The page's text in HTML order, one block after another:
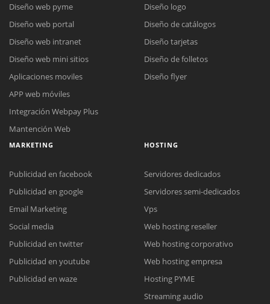
Reunión online
Meet para la reunión online.
Cotización
Chat Online
Todos nuestros ejecutivos están fuera de línea. Complete el formulario
Diseño web pyme
Diseño web portal
Diseño web intranet
Diseño web mini sitios
Aplicaciones moviles
APP web móviles
Integración Webpay Plus
Mantención Web
Diseño logo
Diseño de catálogos
Diseño tarjetas
Diseño de folletos
Diseño flyer
MARKETING
Publicidad en facebook
Publicidad en google
Email Marketing
Social media
Publicidad en twitter
Publicidad en youtube
Publicidad en waze
HOSTING
Servidores dedicados
Servidores semi-dedicados
Vps
Web hosting reseller
Web hosting corporativo
Web hosting empresa
Hosting PYME
Streaming audio